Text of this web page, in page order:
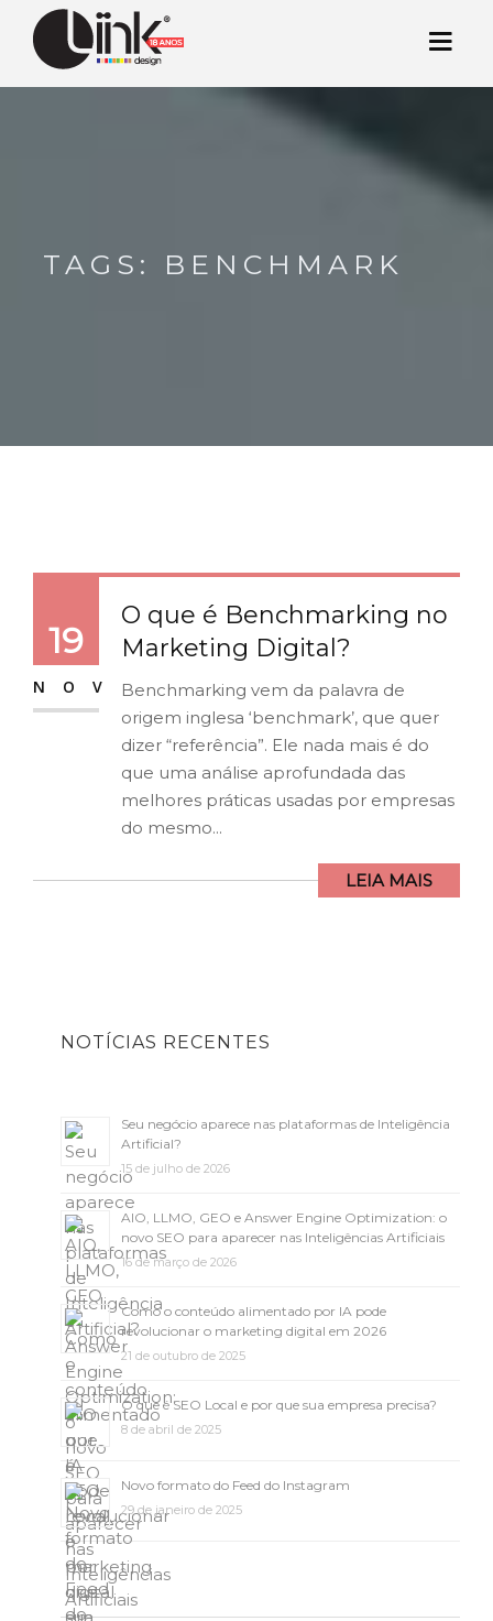
TAGS: BENCHMARK
19
NOV
O que é Benchmarking no
Marketing Digital?
Benchmarking vem da palavra de
origem inglesa ‘benchmark’, que quer
dizer “referência”. Ele nada mais é do
que uma análise aprofundada das
melhores práticas usadas por empresas
do mesmo...
LEIA MAIS
NOTÍCIAS RECENTES
Seu negócio aparece nas plataformas de Inteligência
Artificial?
15 de julho de 2026
AIO, LLMO, GEO e Answer Engine Optimization: o
novo SEO para aparecer nas Inteligências Artificiais
16 de março de 2026
Como o conteúdo alimentado por IA pode
revolucionar o marketing digital em 2026
21 de outubro de 2025
O que é SEO Local e por que sua empresa precisa?
8 de abril de 2025
Novo formato do Feed do Instagram
29 de janeiro de 2025